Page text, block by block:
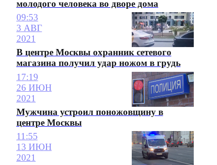
молодого человека во дворе дома
09:53
3 АВГ
2021
В центре Москвы охранник сетевого
магазина получил удар ножом в грудь
17:19
26 ИЮН
2021
Мужчина устроил поножовщину в
центре Москвы
11:55
13 ИЮН
2021